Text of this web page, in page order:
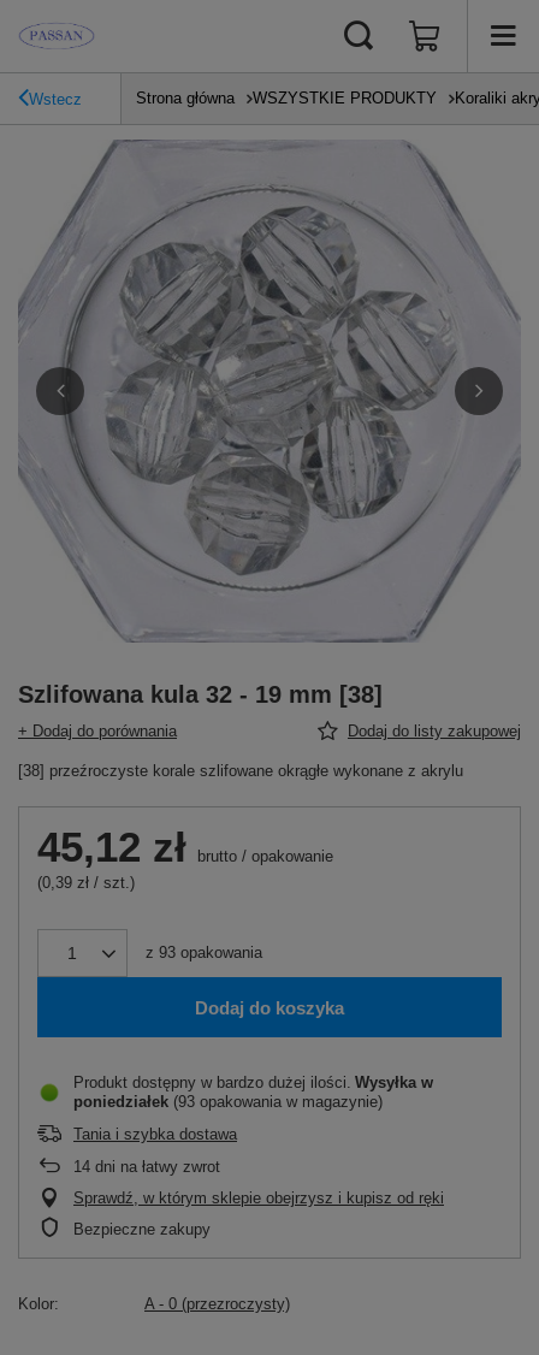
Wstecz Strona główna WSZYSTKIE PRODUKTY Koraliki
Szlifowana kula 32 - 19 mm [38]
+ Dodaj do porównania Dodaj do listy zakupowej
[38] przeźroczyste korale szlifowane okrągłe wykonane z akrylu
45,12 zł brutto / opakowanie
(0,39 zł / szt.)
z 93 opakowania
Dodaj do koszyka
Produkt dostępny w bardzo dużej ilości Wysyłka w
poniedziałek (93 opakowania w magazynie)
Tania i szybka dostawa
14 dni na łatwy zwrot
Sprawdź, w którym sklepie obejrzysz i kupisz od ręki
Bezpieczne zakupy
Kolor A - 0 (przezroczysty)